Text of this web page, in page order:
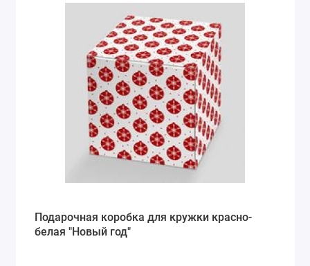
Подарочная коробка для кружки красно-
белая "Новый год"